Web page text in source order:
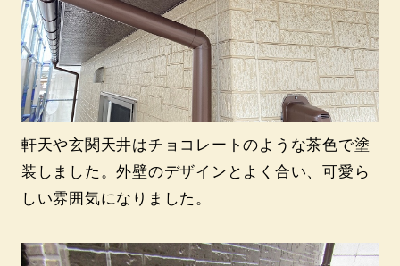
軒天や玄関天井はチョコレートのような茶色で塗
装しました。外壁のデザインとよく合い、可愛ら
しい雰囲気になりました。